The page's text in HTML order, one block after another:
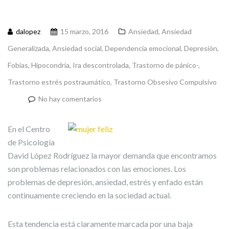
dalopez 15 marzo, 2016 Ansiedad, Ansiedad
Generalizada, Ansiedad social, Dependencia emocional, Depresión,
Fobias, Hipocondría, Ira descontrolada, Trastorno de pánico-,
Trastorno estrés postraumático, Trastorno Obsesivo Compulsivo
No hay comentarios
En el Centro
de Psicología
David López Rodríguez la mayor demanda que encontramos
son problemas relacionados con las emociones. Los
problemas de depresión, ansiedad, estrés y enfado están
continuamente creciendo en la sociedad actual.
Esta tendencia está claramente marcada por una baja